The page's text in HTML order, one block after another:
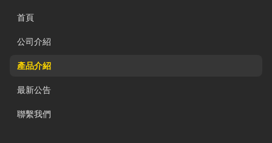
首頁
公司介紹
產品介紹
最新公告
聯繫我們